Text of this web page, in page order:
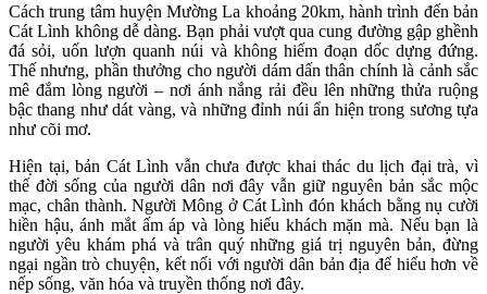
Cách trung tâm huyện Mường La khoảng 20km, hành trình đến bản
Cát Lình không dễ dàng. Bạn phải vượt qua cung đường gập ghềnh
đá sỏi, uốn lượn quanh núi và không hiếm đoạn dốc dựng đứng.
Thế nhưng, phần thưởng cho người dám dấn thân chính là cảnh sắc
mê đắm lòng người – nơi ánh nắng rải đều lên những thửa ruộng
bậc thang như dát vàng, và những đỉnh núi ẩn hiện trong sương tựa
như cõi mơ.
Hiện tại, bản Cát Lình vẫn chưa được khai thác du lịch đại trà, vì
thế đời sống của người dân nơi đây vẫn giữ nguyên bản sắc mộc
mạc, chân thành. Người Mông ở Cát Lình đón khách bằng nụ cười
hiền hậu, ánh mắt ấm áp và lòng hiếu khách mặn mà. Nếu bạn là
người yêu khám phá và trân quý những giá trị nguyên bản, đừng
ngại ngần trò chuyện, kết nối với người dân bản địa để hiểu hơn về
nếp sống, văn hóa và truyền thống nơi đây.